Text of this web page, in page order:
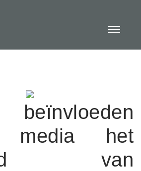
media het
van